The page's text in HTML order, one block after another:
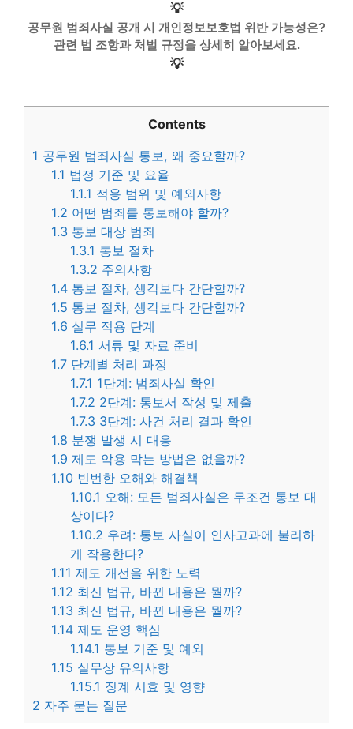
💡
공무원 범죄사실 공개 시 개인정보보호법 위반 가능성은?
관련 법 조항과 처벌 규정을 상세히 알아보세요.
💡
Contents
1 공무원 범죄사실 통보, 왜 중요할까?
1.1 법정 기준 및 요율
1.1.1 적용 범위 및 예외사항
1.2 어떤 범죄를 통보해야 할까?
1.3 통보 대상 범죄
1.3.1 통보 절차
1.3.2 주의사항
1.4 통보 절차, 생각보다 간단할까?
1.5 통보 절차, 생각보다 간단할까?
1.6 실무 적용 단계
1.6.1 서류 및 자료 준비
1.7 단계별 처리 과정
1.7.1 1단계: 범죄사실 확인
1.7.2 2단계: 통보서 작성 및 제출
1.7.3 3단계: 사건 처리 결과 확인
1.8 분쟁 발생 시 대응
1.9 제도 악용 막는 방법은 없을까?
1.10 빈번한 오해와 해결책
1.10.1 오해: 모든 범죄사실은 무조건 통보 대
상이다?
1.10.2 우려: 통보 사실이 인사고과에 불리하
게 작용한다?
1.11 제도 개선을 위한 노력
1.12 최신 법규, 바뀐 내용은 뭘까?
1.13 최신 법규, 바뀐 내용은 뭘까?
1.14 제도 운영 핵심
1.14.1 통보 기준 및 예외
1.15 실무상 유의사항
1.15.1 징계 시효 및 영향
2 자주 묻는 질문